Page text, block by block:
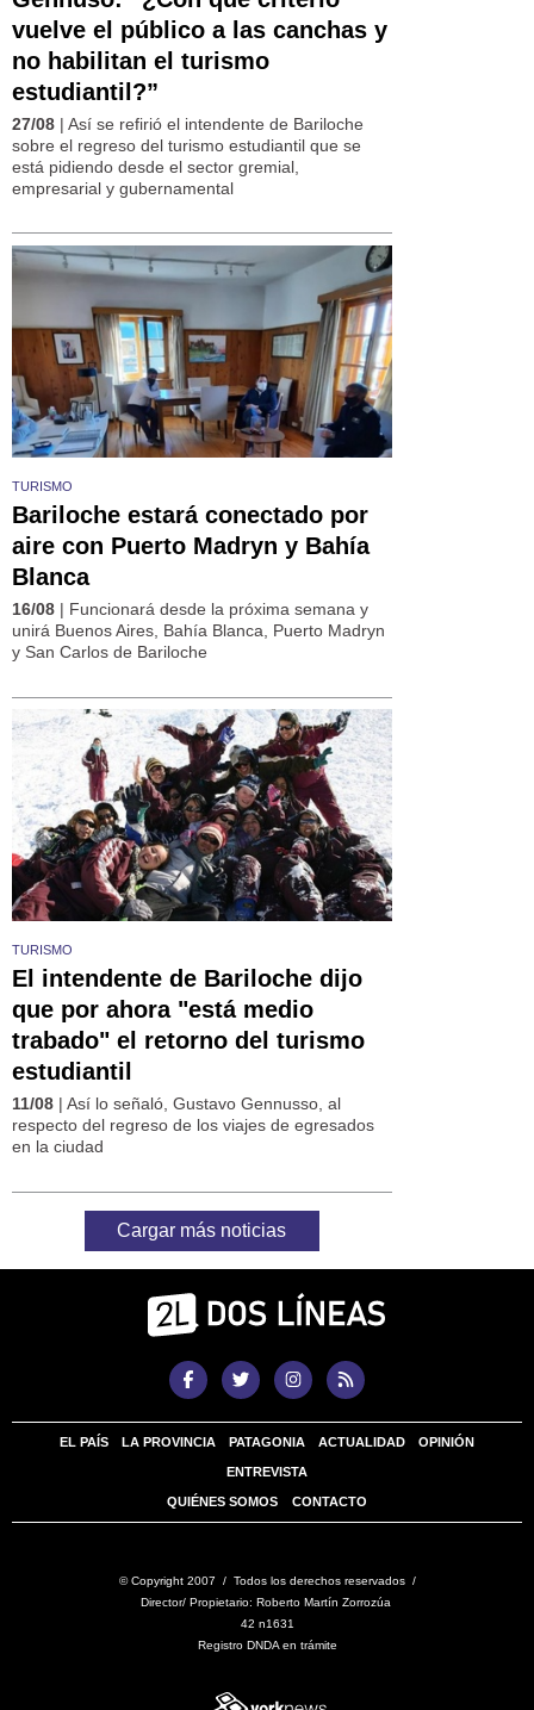
vuelve el público a las canchas y
no habilitan el turismo
estudiantil?”
27/08 | Así se refirió el intendente de Bariloche
sobre el regreso del turismo estudiantil que se
está pidiendo desde el sector gremial,
empresarial y gubernamental
TURISMO
Bariloche estará conectado por
aire con Puerto Madryn y Bahía
Blanca
16/08 | Funcionará desde la próxima semana y
unirá Buenos Aires, Bahía Blanca, Puerto Madryn
y San Carlos de Bariloche
TURISMO
El intendente de Bariloche dijo
que por ahora "está medio
trabado" el retorno del turismo
estudiantil
11/08 | Así lo señaló, Gustavo Gennusso, al
respecto del regreso de los viajes de egresados
en la ciudad
Cargar más noticias
EL PAÍS LA PROVINCIA PATAGONIA ACTUALIDAD OPINIÓN
ENTREVISTA
QUIÉNES SOMOS CONTACTO
© Copyright 2007 / Todos los derechos reservados /
Director/ Propietario: Roberto Martín Zorrozúa
42 n1631
Registro DNDA en trámite